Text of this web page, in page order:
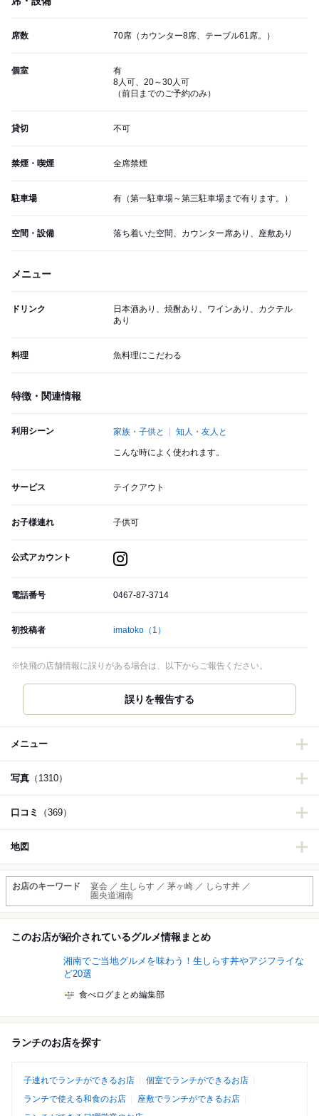
席数 70席（カウンター8席、テーブル61席。）
個室
有
8人可、20～30人可
（前日までのご予約のみ）
貸切 不可
禁煙・喫煙 全席禁煙
駐車場 有（第一駐車場～第三駐車場まで有ります。）
空間・設備 落ち着いた空間、カウンター席あり、座敷あり
メニュー
ドリンク
日本酒あり、焼酎あり、ワインあり、カクテル
あり
料理 魚料理にこだわる
特徴・関連情報
利用シーン 家族・子供と 知人・友人と
こんな時によく使われます。
サービス テイクアウト
お子様連れ 子供可
公式アカウント
電話番号 0467-87-3714
初投稿者 imatoko （1）
※快飛の店舗情報に誤りがある場合は、以下からご報告ください。
誤りを報告する
メニュー
写真 （1310）
口コミ （369）
地図
お店のキーワード
宴会 ／ 生しらす ／ 茅ヶ崎 ／ しらす丼 ／
圏央道湘南
このお店が紹介されているグルメ情報まとめ
湘南でご当地グルメを味わう！生しらす丼やアジフライな
ど20選
食べログまとめ編集部
ランチのお店を探す
子連れでランチができるお店
個室でランチができるお店
ランチで使える和食のお店
座敷でランチができるお店